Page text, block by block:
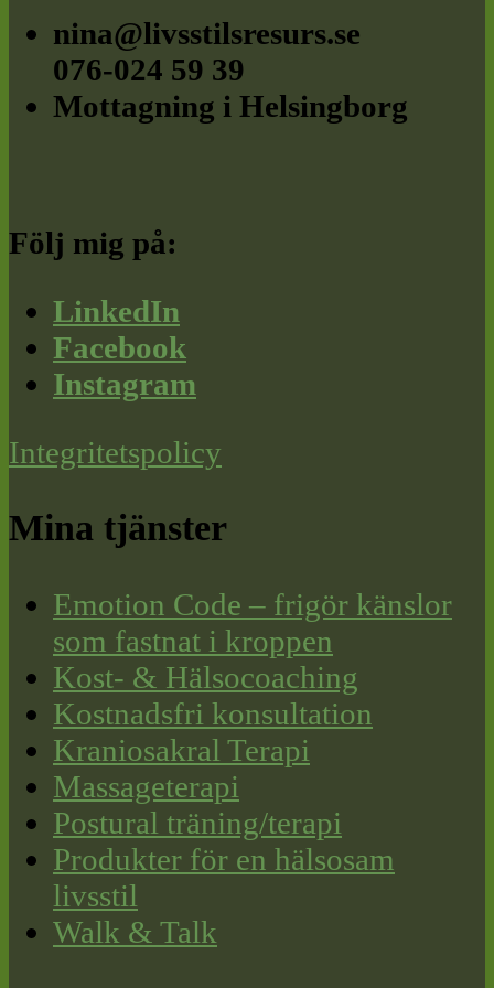
nina@livsstilsresurs.se
076-024 59 39
Mottagning i Helsingborg
Följ mig på:
LinkedIn
Facebook
Instagram
Integritetspolicy
Mina tjänster
Emotion Code – frigör känslor
som fastnat i kroppen
Kost- & Hälsocoaching
Kostnadsfri konsultation
Kraniosakral Terapi
Massageterapi
Postural träning/terapi
Produkter för en hälsosam
livsstil
Walk & Talk